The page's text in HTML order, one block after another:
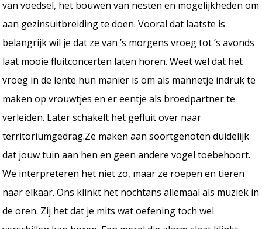
van voedsel, het bouwen van nesten en mogelijkheden om
aan gezinsuitbreiding te doen. Vooral dat laatste is
belangrijk wil je dat ze van ’s morgens vroeg tot ’s avonds
laat mooie fluitconcerten laten horen. Weet wel dat het
vroeg in de lente hun manier is om als mannetje indruk te
maken op vrouwtjes en er eentje als broedpartner te
verleiden. Later schakelt het gefluit over naar
territoriumgedrag.Ze maken aan soortgenoten duidelijk
dat jouw tuin aan hen en geen andere vogel toebehoort.
We interpreteren het niet zo, maar ze roepen en tieren
naar elkaar. Ons klinkt het nochtans allemaal als muziek in
de oren. Zij het dat je mits wat oefening toch wel